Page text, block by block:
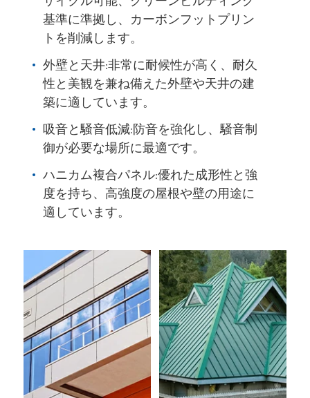
基準に準拠し、カーボンフットプリン
トを削減します。
外壁と天井:非常に耐候性が高く、耐久
性と美観を兼ね備えた外壁や天井の建
築に適しています。
吸音と騒音低減:防音を強化し、騒音制
御が必要な場所に最適です。
ハニカム複合パネル:優れた成形性と強
度を持ち、高強度の屋根や壁の用途に
適しています。